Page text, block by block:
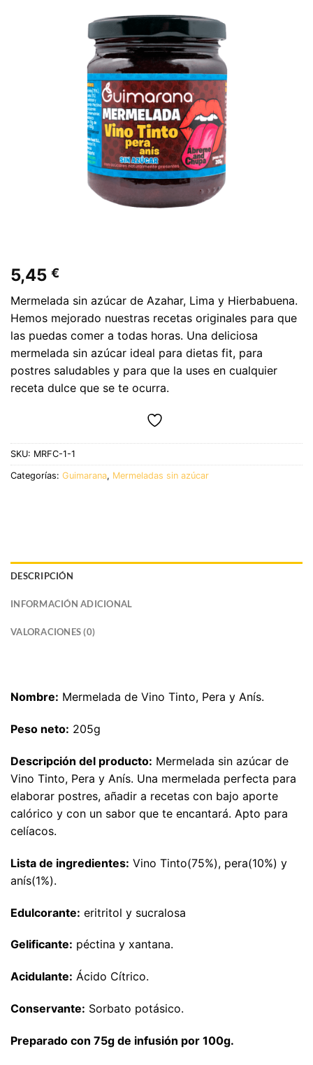
5,45 €
Mermelada sin azúcar de Azahar, Lima y Hierbabuena.
Hemos mejorado nuestras recetas originales para que
las puedas comer a todas horas. Una deliciosa
mermelada sin azúcar ideal para dietas fit, para
postres saludables y para que la uses en cualquier
receta dulce que se te ocurra.
SKU: MRFC-1-1
Categorías: Guimarana, Mermeladas sin azúcar
DESCRIPCIÓN
INFORMACIÓN ADICIONAL
VALORACIONES (0)
Nombre: Mermelada de Vino Tinto, Pera y Anís.
Peso neto: 205g
Descripción del producto: Mermelada sin azúcar de
Vino Tinto, Pera y Anís. Una mermelada perfecta para
elaborar postres, añadir a recetas con bajo aporte
calórico y con un sabor que te encantará. Apto para
celíacos.
Lista de ingredientes: Vino Tinto(75%), pera(10%) y
anís(1%).
Edulcorante: eritritol y sucralosa
Gelificante: péctina y xantana.
Acidulante: Ácido Cítrico.
Conservante: Sorbato potásico.
Preparado con 75g de infusión por 100g.